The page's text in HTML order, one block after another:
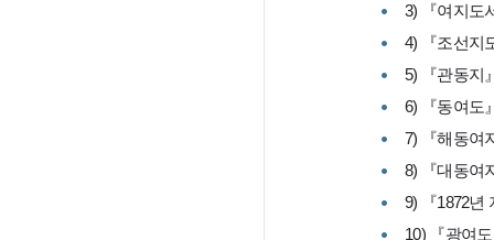
3) 『여지도
4) 『조선지
5) 『관동지
6) 『동여도
7) 『해동여
8) 『대동여
9) 『1872년
10) 『광여